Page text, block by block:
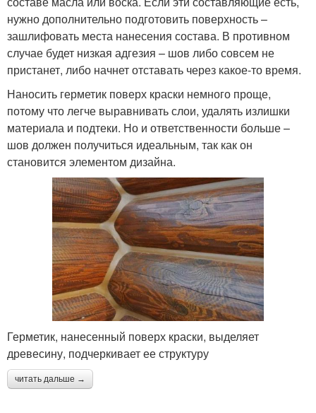
нужно дополнительно подготовить поверхность –
зашлифовать места нанесения состава. В противном
случае будет низкая адгезия – шов либо совсем не
пристанет, либо начнет отставать через какое-то время.
Наносить герметик поверх краски немного проще,
потому что легче выравнивать слои, удалять излишки
материала и подтеки. Но и ответственности больше –
шов должен получиться идеальным, так как он
становится элементом дизайна.
Герметик, нанесенный поверх краски, выделяет
древесину, подчеркивает ее структуру
читать дальше →